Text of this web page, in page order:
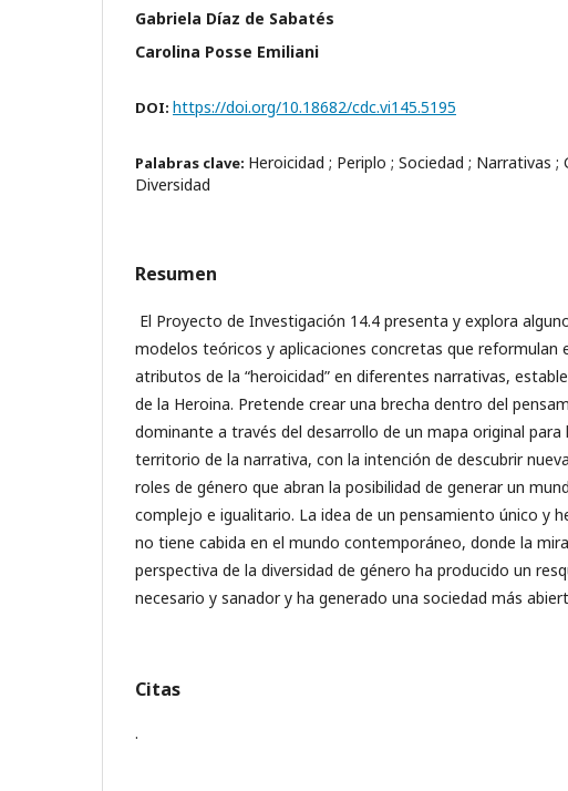
Gabriela Díaz de Sabatés
Carolina Posse Emiliani
DOI: https://doi.org/10.18682/cdc.vi145.5195
Palabras clave: Heroicidad ; Periplo ; Sociedad ; Narrativas ;
Diversidad
Resumen
El Proyecto de Investigación 14.4 presenta y explora
modelos teóricos y aplicaciones concretas que reformulan
atributos de la “heroicidad” en diferentes narrativas,
de la Heroina. Pretende crear una brecha dentro del
dominante a través del desarrollo de un mapa original para
territorio de la narrativa, con la intención de descubrir
roles de género que abran la posibilidad de generar un
complejo e igualitario. La idea de un pensamiento único y
no tiene cabida en el mundo contemporáneo, donde la
perspectiva de la diversidad de género ha producido un
necesario y sanador y ha generado una sociedad más
Citas
.